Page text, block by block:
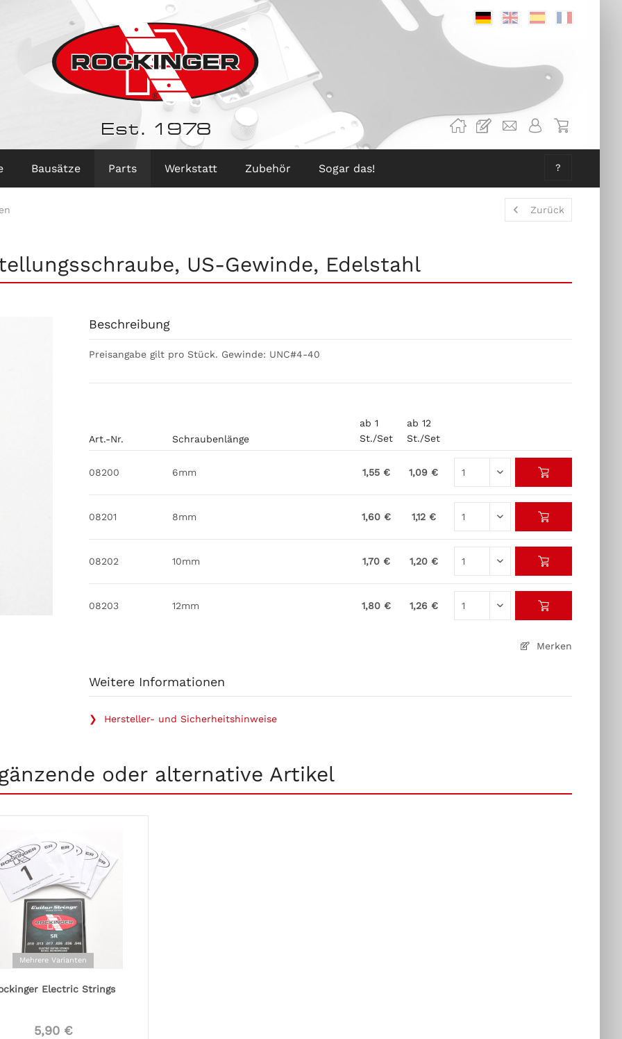
DeutschEnglischSpanisch
Est. 1978
Bausätze Parts Werkstatt Zubehör Sogar das! ?
Zurück
US-Gewinde, Edelstahl
Merken
Art.-Nr. Schraubenlänge
ab 1
St./Set
ab 12
St./Set
08200 6mm 1,55 € 1,09 €
08201 8mm 1,60 € 1,12 €
08202 10mm 1,70 € 1,20 €
08203 12mm 1,80 € 1,26 €
Beschreibung
Preisangabe gilt pro Stück. Gewinde: UNC#4-40
Weitere Informationen
❯ Hersteller- und Sicherheitshinweise
oder alternative Artikel
Mehrere Varianten
Electric Strings
5,90 €